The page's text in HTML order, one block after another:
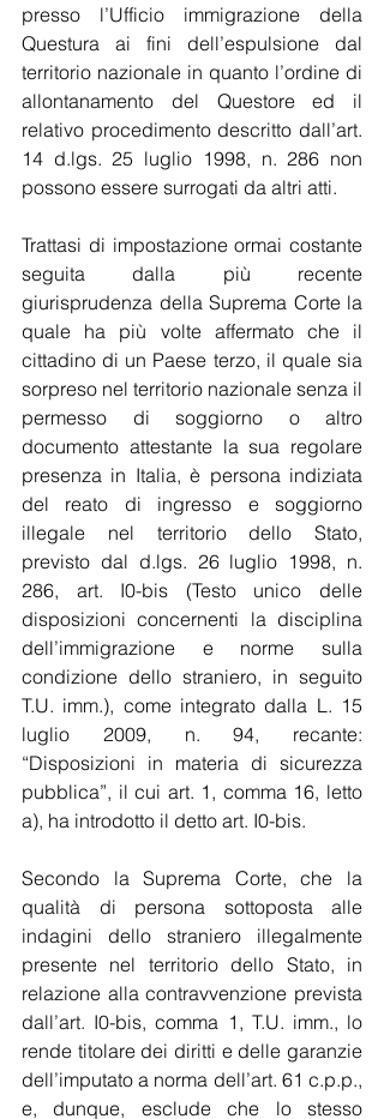
presso l’Ufficio immigrazione della
Questura ai fini dell’espulsione dal
territorio nazionale in quanto l’ordine di
allontanamento del Questore ed il
relativo procedimento descritto dall’art.
14 d.lgs. 25 luglio 1998, n. 286 non
possono essere surrogati da altri atti.
Trattasi di impostazione ormai costante
seguita dalla più recente
giurisprudenza della Suprema Corte la
quale ha più volte affermato che il
cittadino di un Paese terzo, il quale sia
sorpreso nel territorio nazionale senza il
permesso di soggiorno o altro
documento attestante la sua regolare
presenza in Italia, è persona indiziata
del reato di ingresso e soggiorno
illegale nel territorio dello Stato,
previsto dal d.lgs. 26 luglio 1998, n.
286, art. I0-bis (Testo unico delle
disposizioni concernenti la disciplina
dell’immigrazione e norme sulla
condizione dello straniero, in seguito
T.U. imm.), come integrato dalla L. 15
luglio 2009, n. 94, recante:
“Disposizioni in materia di sicurezza
pubblica”, il cui art. 1, comma 16, letto
a), ha introdotto il detto art. I0-bis.
Secondo la Suprema Corte, che la
qualità di persona sottoposta alle
indagini dello straniero illegalmente
presente nel territorio dello Stato, in
relazione alla contravvenzione prevista
dall’art. I0-bis, comma 1, T.U. imm., lo
rende titolare dei diritti e delle garanzie
dell’imputato a norma dell’art. 61 c.p.p.,
e, dunque, esclude che lo stesso